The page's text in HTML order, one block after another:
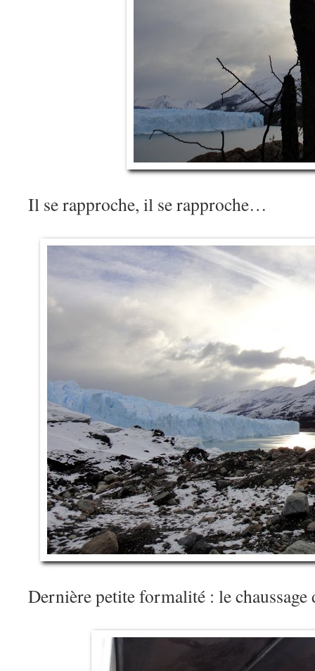
Il se rapproche, il se rapproche…
Dernière petite formalité : le